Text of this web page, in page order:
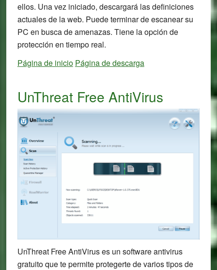
ellos. Una vez iniciado, descargará las definiciones
actuales de la web. Puede terminar de escanear su
PC en busca de amenazas. Tiene la opción de
protección en tiempo real.
Página de inicio Página de descarga
UnThreat Free AntiVirus
UnThreat Free AntiVirus es un software antivirus
gratuito que te permite protegerte de varios tipos de